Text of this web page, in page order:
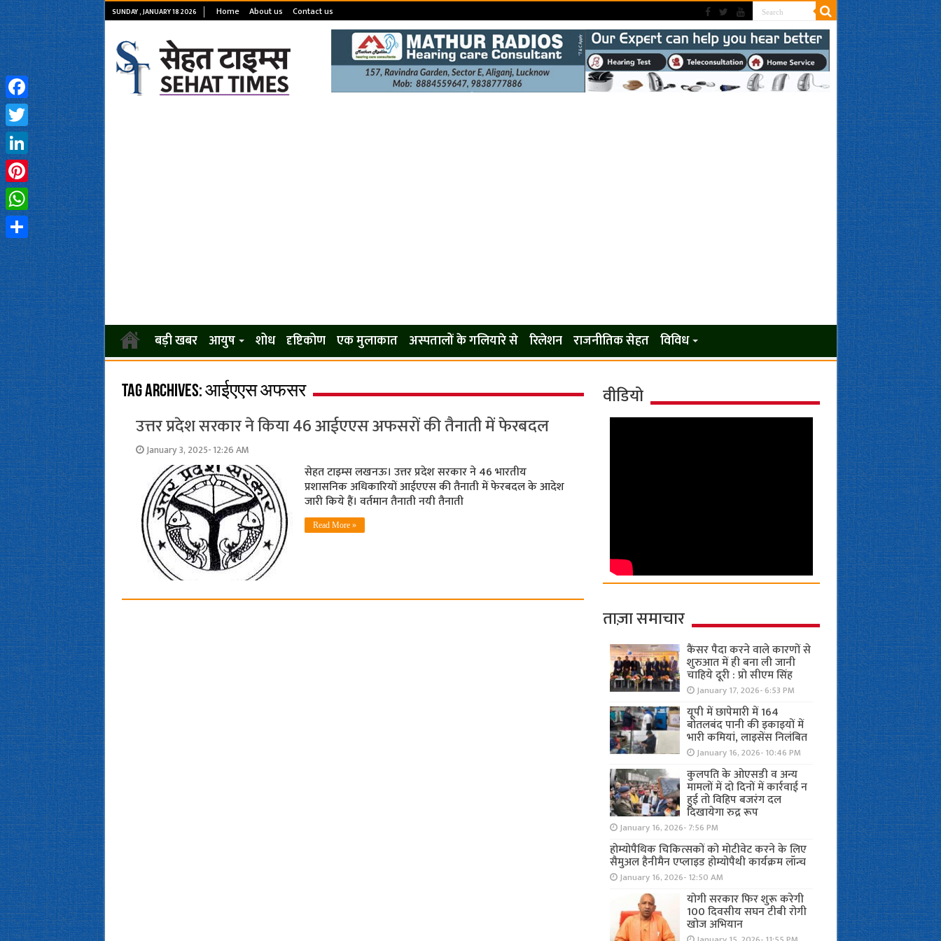
SUNDAY , JANUARY 18 2026 Home About us Contact us
बड़ी खबर आयुष शोध दृष्टिकोण एक मुलाकात अस्पतालों के गलियारे से रिलेशन राजनीतिक सेहत विविध
Tag Archives:आईएएस अफसर
उत्तर प्रदेश सरकार ने किया 46 आईएएस अफसरों की तैनाती में फेरबदल
January 3, 2025- 12:26 AM
सेहत टाइम्स लखनऊ। उत्तर प्रदेश सरकार ने 46 भारतीय
प्रशासनिक अधिकारियों आईएएस की तैनाती में फेरबदल के आदेश
जारी किये हैं। वर्तमान तैनाती नयी तैनाती
Read More »
वीडियो
ताज़ा समाचार
कैंसर पैदा करने वाले कारणों से
शुरुआत में ही बना ली जानी
चाहिये दूरी : प्रो सीएम सिंह
January 17, 2026- 6:53 PM
यूपी में छापेमारी में 164
बोतलबंद पानी की इकाइयों में
भारी कमियां, लाइसेंस निलंबित
January 16, 2026- 10:46 PM
कुलपति के ओएसडी व अन्य
मामलों में दो दिनों में कार्रवाई न
हुई तो विहिप बजरंग दल
दिखायेगा रुद्र रूप
January 16, 2026- 7:56 PM
होम्योपैथिक चिकित्सकों को मोटीवेट करने के लिए
सैमुअल हैनीमैन एप्लाइड होम्योपैथी कार्यक्रम लॉन्च
January 16, 2026- 12:50 AM
योगी सरकार फिर शुरू करेगी
100 दिवसीय सघन टीबी रोगी
खोज अभियान
Facebook
Twitter
LinkedIn
Pinterest
WhatsApp
Share